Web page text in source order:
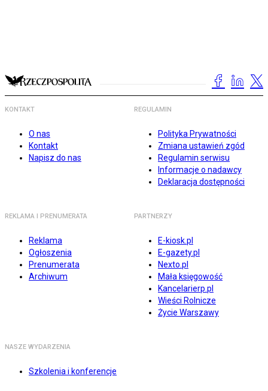
KONTAKT
O nas
Kontakt
Napisz do nas
REGULAMIN
Polityka Prywatności
Zmiana ustawień zgód
Regulamin serwisu
Informacje o nadawcy
Deklaracja dostępności
REKLAMA I PRENUMERATA
Reklama
Ogłoszenia
Prenumerata
Archiwum
PARTNERZY
E-kiosk.pl
E-gazety.pl
Nexto.pl
Mała księgowość
Kancelarierp.pl
Wieści Rolnicze
Życie Warszawy
NASZE WYDARZENIA
Szkolenia i konferencje